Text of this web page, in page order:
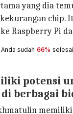
yang dia
chip.
Raspberry Pi
Anda sudah 66% selesai
potensi
berbagai